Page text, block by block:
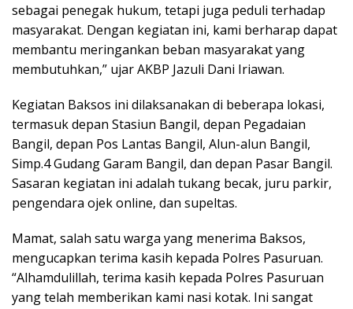
sebagai penegak hukum, tetapi juga peduli terhadap
masyarakat. Dengan kegiatan ini, kami berharap dapat
membantu meringankan beban masyarakat yang
membutuhkan,” ujar AKBP Jazuli Dani Iriawan.
Kegiatan Baksos ini dilaksanakan di beberapa lokasi,
termasuk depan Stasiun Bangil, depan Pegadaian
Bangil, depan Pos Lantas Bangil, Alun-alun Bangil,
Simp.4 Gudang Garam Bangil, dan depan Pasar Bangil.
Sasaran kegiatan ini adalah tukang becak, juru parkir,
pengendara ojek online, dan supeltas.
Mamat, salah satu warga yang menerima Baksos,
mengucapkan terima kasih kepada Polres Pasuruan.
“Alhamdulillah, terima kasih kepada Polres Pasuruan
yang telah memberikan kami nasi kotak. Ini sangat